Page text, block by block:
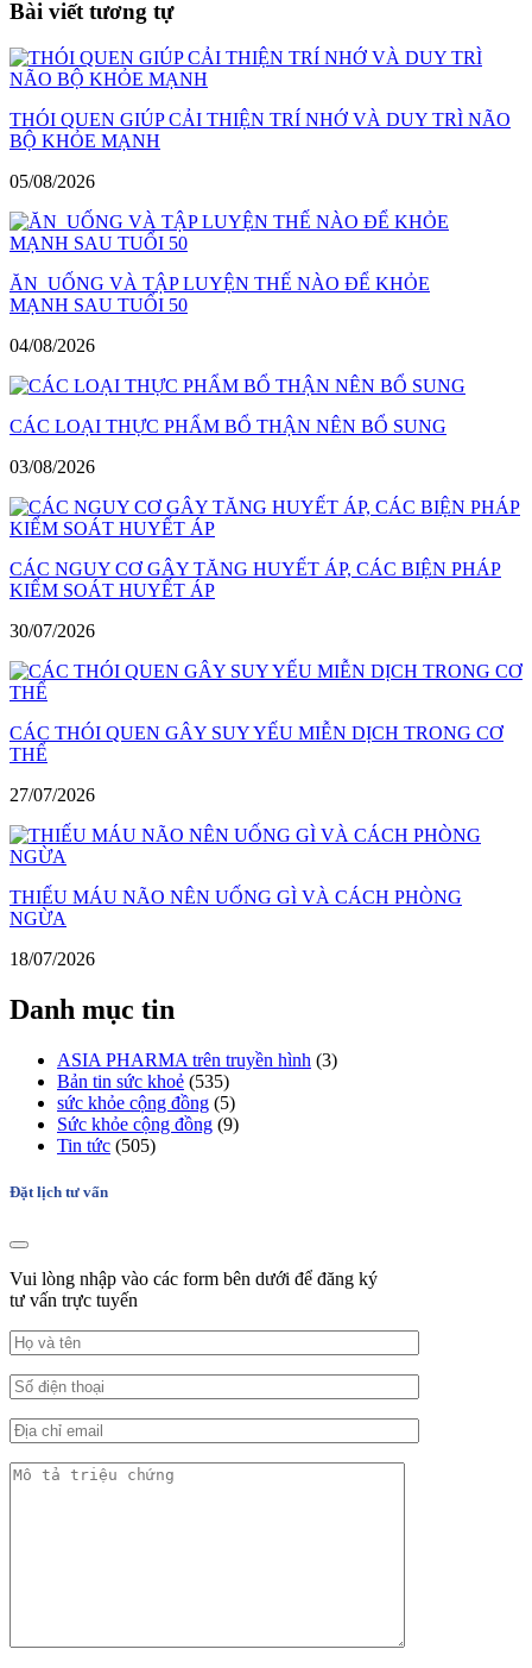
viết
Bài viết tương tự
THÓI QUEN GIÚP CẢI THIỆN TRÍ NHỚ VÀ DUY TRÌ NÃO
BỘ KHỎE MẠNH
05/08/2026
ĂN UỐNG VÀ TẬP LUYỆN THẾ NÀO ĐỂ KHỎE
MẠNH SAU TUỔI 50
04/08/2026
CÁC LOẠI THỰC PHẨM BỔ THẬN NÊN BỔ SUNG
03/08/2026
CÁC NGUY CƠ GÂY TĂNG HUYẾT ÁP, CÁC BIỆN PHÁP
KIỂM SOÁT HUYẾT ÁP
30/07/2026
CÁC THÓI QUEN GÂY SUY YẾU MIỄN DỊCH TRONG CƠ
THỂ
27/07/2026
THIẾU MÁU NÃO NÊN UỐNG GÌ VÀ CÁCH PHÒNG
NGỪA
18/07/2026
Danh mục tin
ASIA PHARMA trên truyền hình (3)
Bản tin sức khoẻ (535)
sức khỏe cộng đồng (5)
Sức khỏe cộng đồng (9)
Tin tức (505)
Đặt lịch tư vấn
Vui lòng nhập vào các form bên dưới để đăng ký
tư vấn trực tuyến